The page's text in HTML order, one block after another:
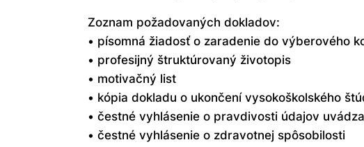
Zoznam požadovaných dokladov:
• písomná žiadosť o zaradenie do výberového
• profesijný štruktúrovaný životopis
• motivačný list
• kópia dokladu o ukončení vysokoškolského
• čestné vyhlásenie o pravdivosti údajov
• čestné vyhlásenie o zdravotnej spôsobilosti